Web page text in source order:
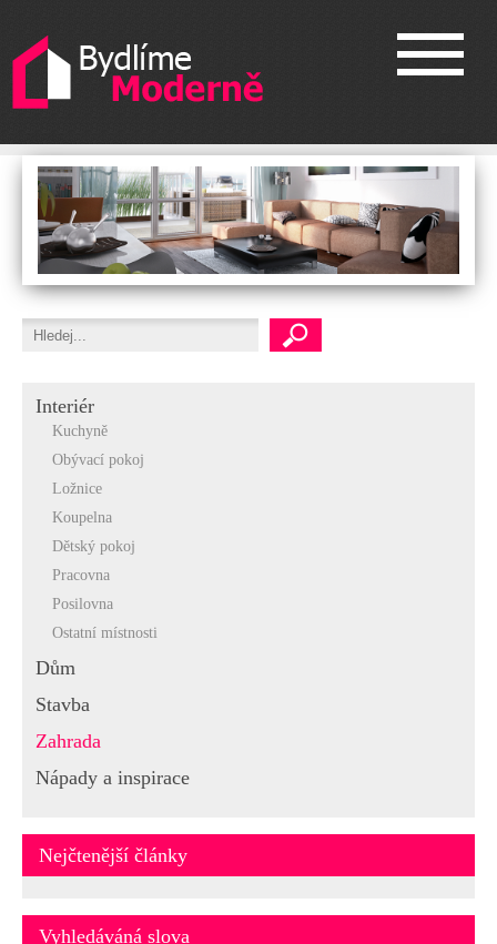
Interiér
Kuchyně
Obývací pokoj
Ložnice
Koupelna
Dětský pokoj
Pracovna
Posilovna
Ostatní místnosti
Dům
Stavba
Zahrada
Nápady a inspirace
Nejčtenější články
Vyhledáváná slova